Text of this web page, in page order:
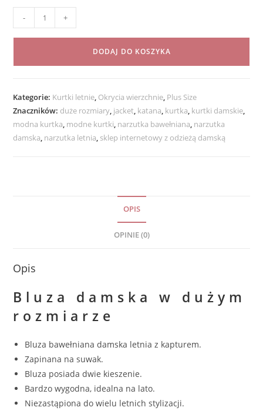
Bluza
PLUS
SIZE
- +
DODAJ DO KOSZYKA
Kategorie: Kurtki letnie, Okrycia wierzchnie, Plus Size
Znaczników: duże rozmiary, jacket, katana, kurtka, kurtki damskie,
modna kurtka, modne kurtki, narzutka bawełniana, narzutka
damska, narzutka letnia, sklep internetowy z odzieżą damską
OPIS
OPINIE (0)
Opis
Bluza damska w dużym
rozmiarze
Bluza bawełniana damska letnia z kapturem.
Zapinana na suwak.
Bluza posiada dwie kieszenie.
Bardzo wygodna, idealna na lato.
Niezastąpiona do wielu letnich stylizacji.